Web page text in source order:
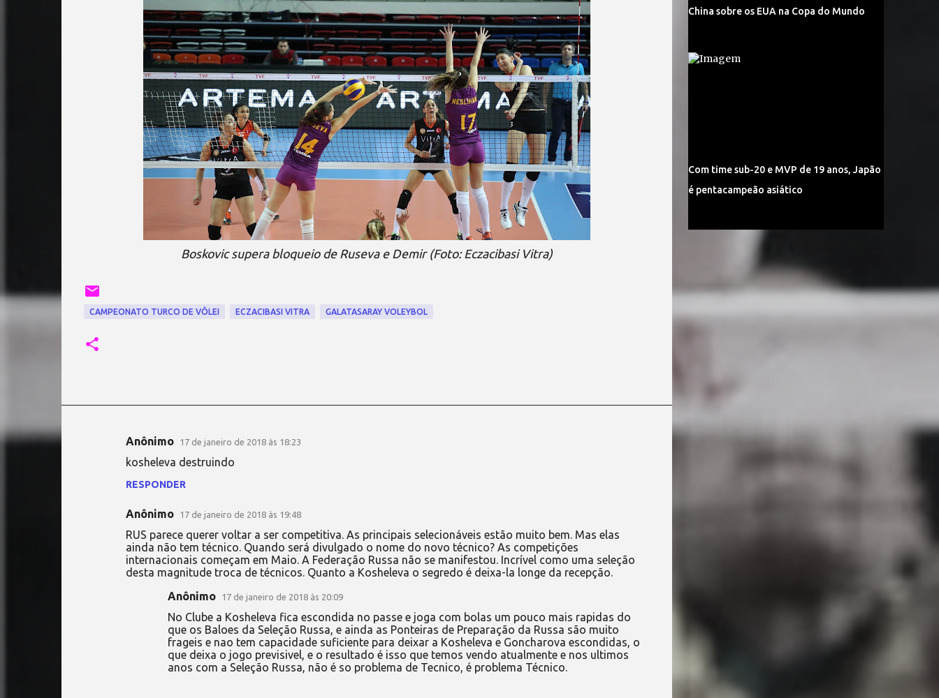
Boskovic supera bloqueio de Ruseva e Demir (Foto: Eczacibasi Vitra)
CAMPEONATO TURCO DE VÔLEI ECZACIBASI VITRA GALATASARAY VOLEYBOL
Anônimo 17 de janeiro de 2018 às 18:23
kosheleva destruindo
RESPONDER
Anônimo 17 de janeiro de 2018 às 19:48
RUS parece querer voltar a ser competitiva. As principais selecionáveis estão muito bem. Mas elas
ainda não tem técnico. Quando será divulgado o nome do novo técnico? As competições
internacionais começam em Maio. A Federação Russa não se manifestou. Incrível como uma seleção
desta magnitude troca de técnicos. Quanto a Kosheleva o segredo é deixa-la longe da recepção.
Anônimo
17 de janeiro de 2018 às 20:09
No Clube a Kosheleva fica escondida no passe e joga com bolas um pouco mais rapidas do
que os Baloes da Seleção Russa, e ainda as Ponteiras de Preparação da Russa são muito
frageis e nao tem capacidade suficiente para deixar a Kosheleva e Goncharova escondidas, o
que deixa o jogo previsivel, e o resultado é isso que temos vendo atualmente e nos ultimos
anos com a Seleção Russa, não é so problema de Tecnico, é problema Técnico.
China sobre os EUA na Copa do Mundo
Com time sub-20 e MVP de 19 anos, Japão
é pentacampeão asiático